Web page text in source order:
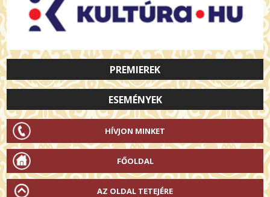
PREMIEREK
ESEMÉNYEK
HÍVJON MINKET
FŐOLDAL
AZ OLDAL TETEJÉRE